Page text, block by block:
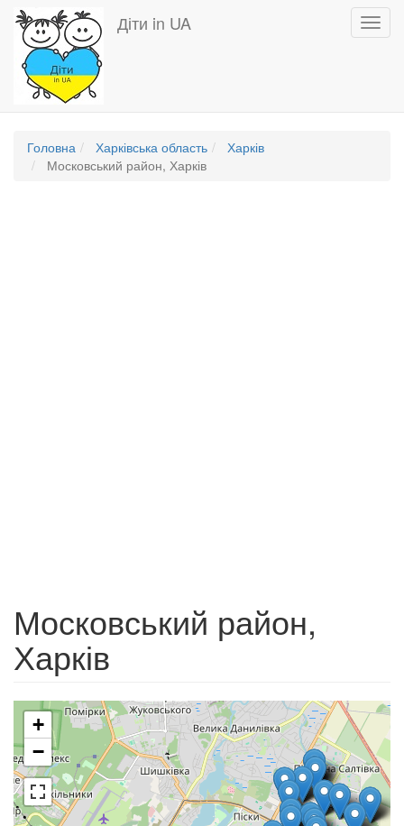
Перейти
основного
вмісту
Діти in UA
Головна Харківська область
Харків
Московський район, Харків
Московський район,
Харків
+
−